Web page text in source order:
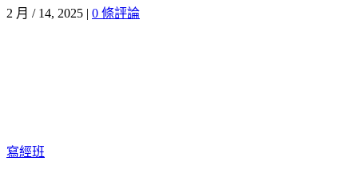
2 月 / 14, 2025 0 條評論
寫經班